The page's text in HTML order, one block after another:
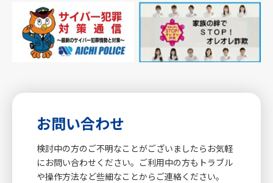
お問い合わせ
検討中の方のご不明なことがございましたらお気軽
にお問い合わせください。ご利用中の方もトラブル
や操作方法など些細なことからご連絡ください。